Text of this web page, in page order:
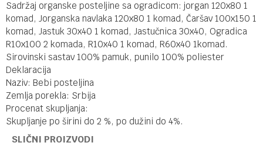
Sadržaj organske posteljine sa ogradicom: jorgan 120x80 1
komad, Jorganska navlaka 120x80 1 komad, Čaršav 100x150 1
komad, Jastuk 30x40 1 komad, Jastučnica 30x40, Ogradica
R10x100 2 komada, R10x40 1 komad, R60x40 1komad.
Sirovinski sastav 100% pamuk, punilo 100% poliester
Deklaracija
Naziv: Bebi posteljina
Zemlja porekla: Srbija
Procenat skupljanja:
Skupljanje po širini do 2 %, po dužini do 4%.
SLIČNI PROIZVODI